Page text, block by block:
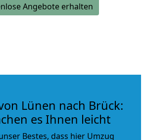
Angebote erhalten
Lünen nach Brück:
es Ihnen leicht
Bestes, dass hier Umzug